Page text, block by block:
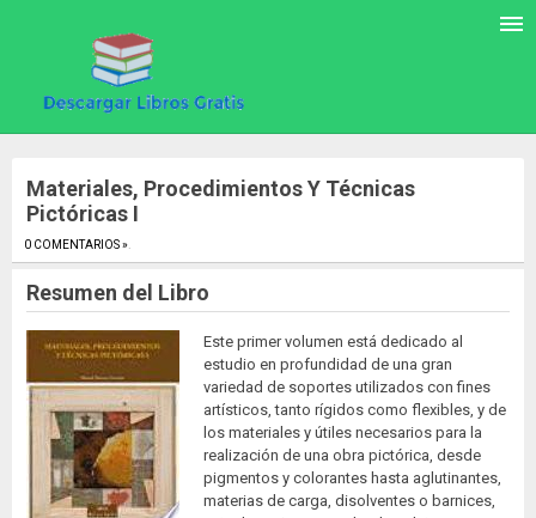
Materiales, Procedimientos Y Técnicas
Pictóricas I
0 COMENTARIOS ».
Resumen del Libro
Este primer volumen está dedicado al
estudio en profundidad de una gran
variedad de soportes utilizados con fines
artísticos, tanto rígidos como flexibles, y de
los materiales y útiles necesarios para la
realización de una obra pictórica, desde
pigmentos y colorantes hasta aglutinantes,
materias de carga, disolventes o barnices,